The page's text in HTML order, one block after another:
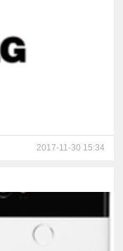
2017-11-30 15:34